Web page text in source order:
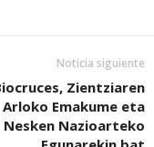
Noticia siguiente
Zientziaren
Arloko Emakume eta
Nesken Nazioarteko